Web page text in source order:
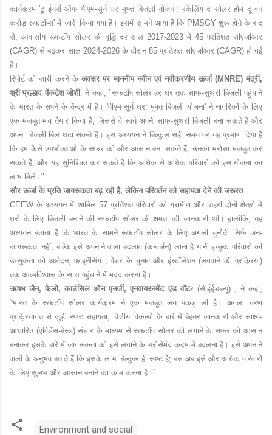
कार्यक्रम 'टू ईयर्स ऑफ पीएम-सूर्य घर मुफ्त बिजली योजना: स्केलिंग द सोलर होम दू वन
करोड़ रूफटॉप्स' में जारी किया गया है। इसमें सामने आया है कि PMSGY शुरू होने के बाद
से, आवासीय रूफटॉप सोलर की वृद्धि दर साल 2017-2023 में 45 प्रतिशत सीएजीआर
(CAGR) से बढ़कर साल 2024-2026 के दौरान 85 प्रतिशत सीएजीआर (CAGR) हो गई
है।
रिपोर्ट को जारी करने के अवसर पर माननीय नवीन एवं नवीकरणीय ऊर्जा (MNRE) मंत्री,
श्री प्रल्हाद वेंकटेश जोशी, ने कहा, "रूफटॉप सोलर हर घर तक साफ-सुथरी बिजली पहुंचाने
के भारत के सपने के केंद्र में है। 'पीएम सूर्य घर: मुफ्त बिजली योजना' ने नागरिकों के लिए
एक मजबूत मंच तैयार किया है, जिससे वे स्वयं अपनी साफ-सुथरी बिजली बना सकते हैं और
अपना बिजली बिल घटा सकते हैं। इस अध्ययन ने बिल्कुल सही समय पर यह प्रमाण दिया है
कि हम कैसे उपभोक्ताओं के सफर को और आसान बना सकते हैं, उनका भरोसा मजबूत कर
सकते हैं, और यह सुनिश्चित कर सकते हैं कि अधिक से अधिक परिवारों को इस योजना का
लाभ मिले। "
सौर ऊर्जा के प्रति जागरूकता बढ़ रही है, लेकिन परिवर्तन को सहायता दने की जरूरत
CEEW के अध्ययन में शामिल 57 प्रतिशत परिवारों को ग्रामीण और शहरी दोनों क्षेत्रों में
घरों के लिए बिजली बनाने की रूफटॉप सोलर की क्षमता की जानकारी थी। हालांकि, यह
अध्ययन बताता है कि भारत के सामने रूफटॉप सोलर के लिए अगली चुनौती सिर्फ जन-
जागरूकता नहीं, बल्कि इसे अपनाने वाला बदलाव (कन्वर्जन) लाना है यानी इच्छुक परिवारों की
उत्सुकता को आवेदन, फाइनेंसिंग , वेंडर के चुनाव और इंस्टॉलेशन (लगवाने की प्रक्रिया)
तक आत्मविश्वास के साथ पहुंचाने में मदद करना है।
ऋषभ जैन, फेलो, काउंसिल ऑन एनर्जी, एनवायरनमेंट एंड वॉटर (सीईईडब्ल्यू) , ने कहा,
“भारत के रूफटॉप सोलर कार्यक्रम ने एक मजबूत लय पकड़ ली है। अगला चरण
प्रक्रियागत से जुड़ी स्पष्ट सहायता, वित्तीय विकल्पों के बारे में बेहतर जानकारी और साक्ष्य-
आधारित (एविडेंस-बेस्ड) संचार के माध्यम से रूफटॉप सोलर को लगाने के सफर को आसान
बनाकर इसके बारे में जागरूकता को इसे लगाने के भरोसेमंद कदम में बदलना है। इसे अपनाने
वालों के अनुभव बताते हैं कि इसके लाभ बिल्कुल ही स्पष्ट है; बस अब इसे और अधिक परिवारों
Environment and social